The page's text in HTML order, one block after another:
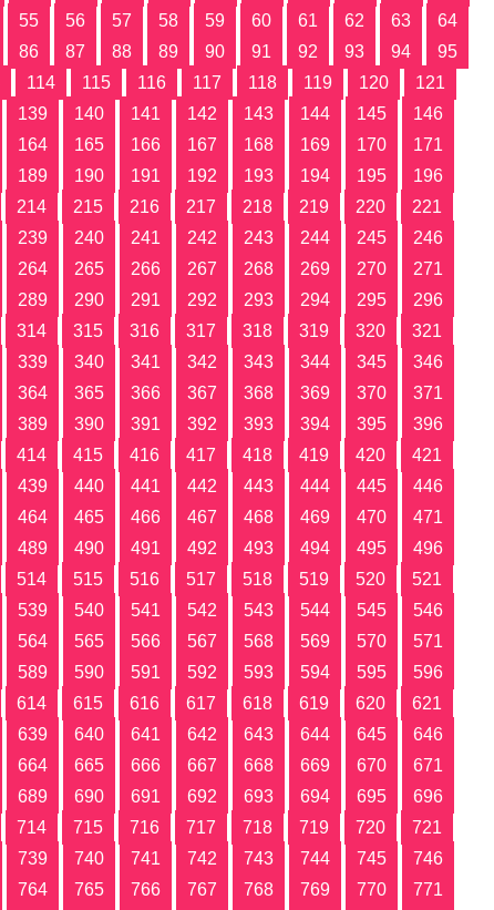
55 56 57 58 59 60 61 62 63
64
86 87 88 89 90 91 92 93 94
95
114 115 116 117 118 119 120
121
139 140 141 142 143 144 145
146
164 165 166 167 168 169 170
171
189 190 191 192 193 194 195
196
214 215 216 217 218 219 220
221
239 240 241 242 243 244 245
246
264 265 266 267 268 269 270
271
289 290 291 292 293 294 295
296
314 315 316 317 318 319 320
321
339 340 341 342 343 344 345
346
364 365 366 367 368 369 370
371
389 390 391 392 393 394 395
396
414 415 416 417 418 419 420
421
439 440 441 442 443 444 445
446
464 465 466 467 468 469 470
471
489 490 491 492 493 494 495
496
514 515 516 517 518 519 520
521
539 540 541 542 543 544 545
546
564 565 566 567 568 569 570
571
589 590 591 592 593 594 595
596
614 615 616 617 618 619 620
621
639 640 641 642 643 644 645
646
664 665 666 667 668 669 670
671
689 690 691 692 693 694 695
696
714 715 716 717 718 719 720
721
739 740 741 742 743 744 745
746
764 765 766 767 768 769 770
771